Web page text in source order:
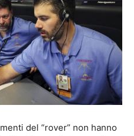
del “rover” non hanno